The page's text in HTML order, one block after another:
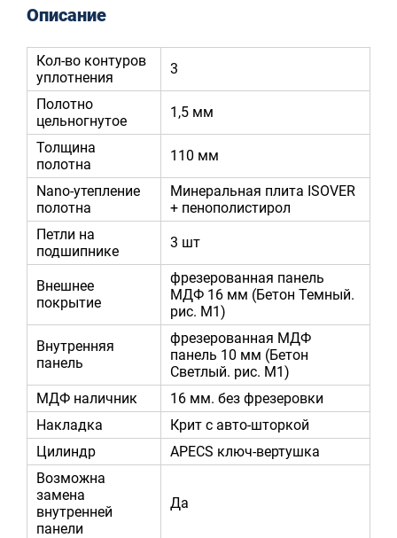
Описание
Кол-во контуров
уплотнения
3
Полотно
цельногнутое
1,5 мм
Толщина
полотна
110 мм
Nano-утепление
полотна
Минеральная плита ISOVER
+ пенополистирол
Петли на
подшипнике
3 шт
Внешнее
покрытие
фрезерованная панель
МДФ 16 мм (Бетон Темный.
рис. М1)
Внутренняя
панель
фрезерованная МДФ
панель 10 мм (Бетон
Светлый. рис. М1)
МДФ наличник
16 мм. без фрезеровки
Накладка
Крит с авто-шторкой
Цилиндр
APECS ключ-вертушка
Возможна
замена
внутренней
панели
Да